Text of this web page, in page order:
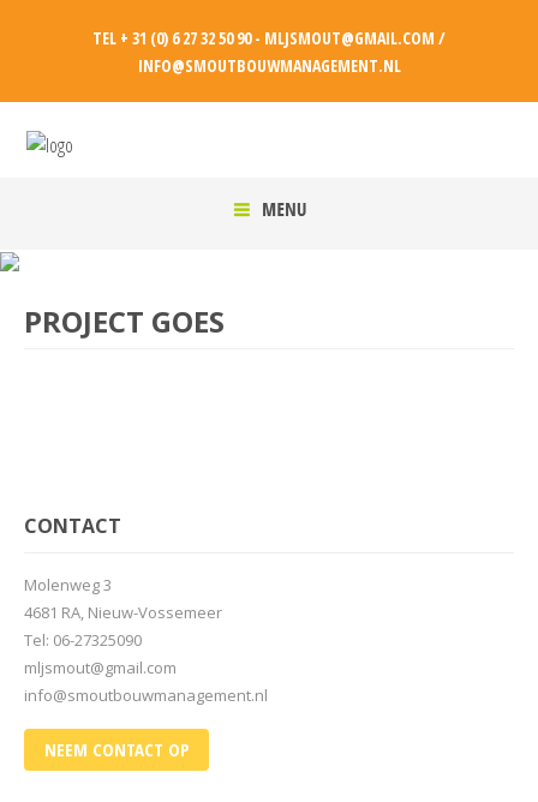
TEL + 31 (0) 6 27 32 50 90 - MLJSMOUT@GMAIL.COM /
INFO@SMOUTBOUWMANAGEMENT.NL
PROJECT GOES
CONTACT
Molenweg 3
4681 RA, Nieuw-Vossemeer
Tel: 06-27325090
mljsmout@gmail.com
info@smoutbouwmanagement.nl
NEEM CONTACT OP